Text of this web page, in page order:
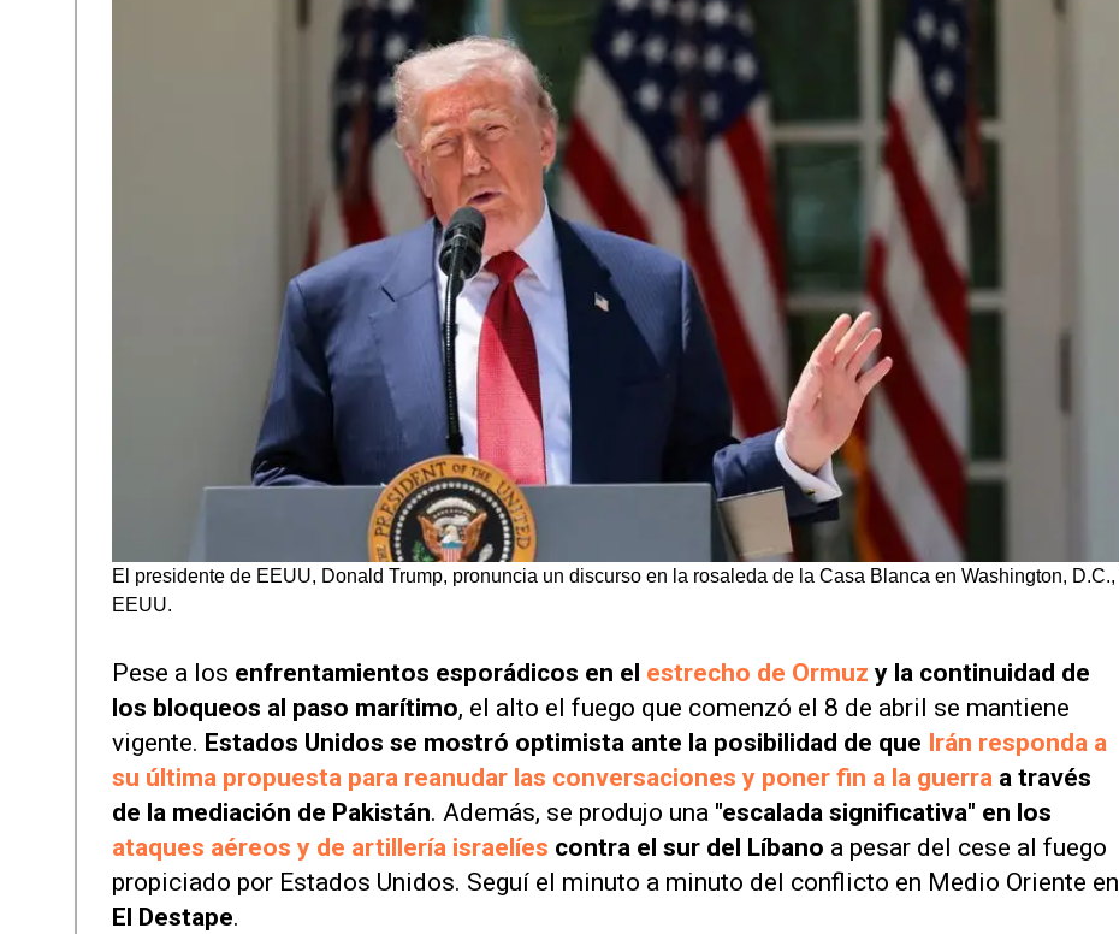
El presidente de EEUU, Donald Trump, pronuncia un discurso en la rosaleda de la Casa Blanca en Washington, D.C.,
EEUU.
Pese a los enfrentamientos esporádicos en el estrecho de Ormuz y la continuidad de
los bloqueos al paso marítimo, el alto el fuego que comenzó el 8 de abril se mantiene
vigente. Estados Unidos se mostró optimista ante la posibilidad de que Irán responda a
su última propuesta para reanudar las conversaciones y poner fin a la guerra a través
de la mediación de Pakistán. Además, se produjo una "escalada significativa" en los
ataques aéreos y de artillería israelíes contra el sur del Líbano a pesar del cese al fuego
propiciado por Estados Unidos. Seguí el minuto a minuto del conflicto en Medio Oriente en
El Destape.